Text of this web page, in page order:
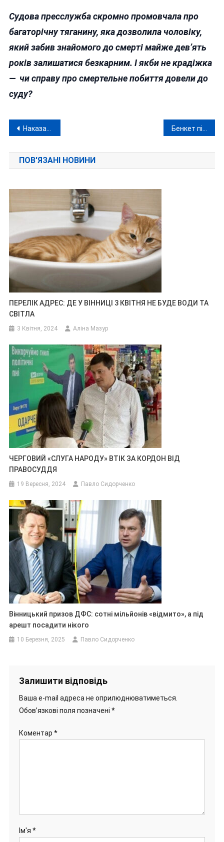
Судова пресслужба скромно промовчала про
багаторічну тяганину, яка дозволила чоловіку,
який забив знайомого до смерті майже дев’ять
років залишатися безкарним. І якби не крадіжка
— чи справу про смертельне побиття довели до
суду?
Навігація
записів
Наказано на Вінниччині розвивати громадянське суспільство по заповітам Порошенка
ПОВ'ЯЗАНІ НОВИНИ
ПЕРЕЛІК АДРЕС: ДЕ У ВІННИЦІ 3 КВІТНЯ НЕ БУДЕ ВОДИ ТА
СВІТЛА
3 Квітня, 2024 Аліна Мазур
ЧЕРГОВИЙ «СЛУГА НАРОДУ» ВТІК ЗА КОРДОН ВІД
ПРАВОСУДДЯ
19 Вересня, 2024 Павло Сидорченко
Вінницький призов ДФС: сотні мільйонів «відмито», а під
арешт посадити нікого
10 Березня, 2025 Павло Сидорченко
Залишити відповідь
Ваша e-mail адреса не оприлюднюватиметься.
Обов’язкові поля позначені *
Коментар *
Ім'я *